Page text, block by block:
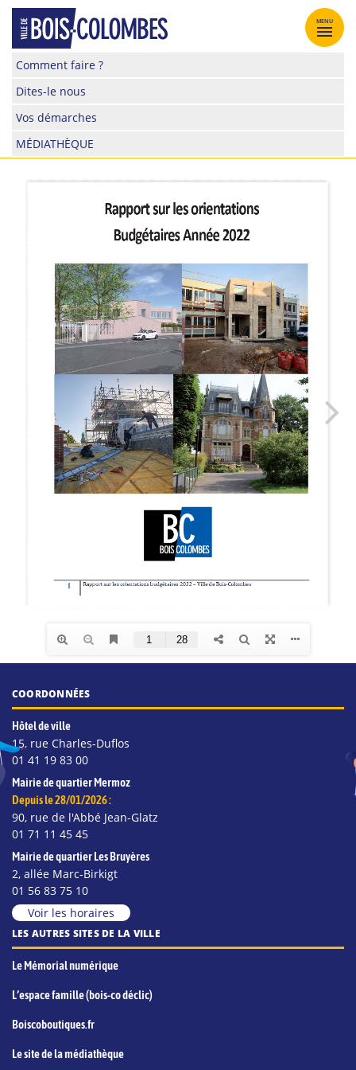
Skip
content
Site
de
la
de
Bois-
Colombes
Comment faire ?
Dites-le nous
Vos démarches
MÉDIATHÈQUE
MENU
COORDONNÉES
Hôtel de ville
15, rue Charles-Duflos
01 41 19 83 00
Mairie de quartier Mermoz
Depuis le 28/01/2026 :
90, rue de l'Abbé Jean-Glatz
01 71 11 45 45
Mairie de quartier Les Bruyères
2, allée Marc-Birkigt
01 56 83 75 10
Voir les horaires
LES AUTRES SITES DE LA VILLE
Le Mémorial numérique
L’espace famille (bois-co déclic)
Boiscoboutiques.fr
Le site de la médiathèque